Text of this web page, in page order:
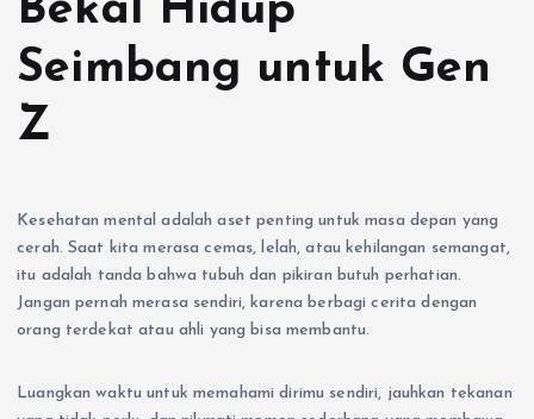
Bekal Hidup
Seimbang untuk Gen
Z
Kesehatan mental adalah aset penting untuk masa depan yang
cerah. Saat kita merasa cemas, lelah, atau kehilangan semangat,
itu adalah tanda bahwa tubuh dan pikiran butuh perhatian.
Jangan pernah merasa sendiri, karena berbagi cerita dengan
orang terdekat atau ahli yang bisa membantu.
Luangkan waktu untuk memahami dirimu sendiri, jauhkan tekanan